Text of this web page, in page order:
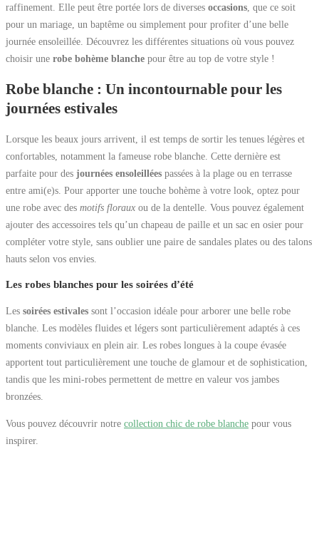
raffinement. Elle peut être portée lors de diverses occasions , que ce soit
pour un mariage, un baptême ou simplement pour profiter d’une belle
journée ensoleillée. Découvrez les différentes situations où vous pouvez
choisir une robe bohème blanche pour être au top de votre style !
Robe blanche : Un incontournable pour les
journées estivales
Lorsque les beaux jours arrivent, il est temps de sortir les tenues légères et
confortables, notamment la fameuse robe blanche. Cette dernière est
parfaite pour des journées ensoleillées passées à la plage ou en terrasse
entre ami(e)s. Pour apporter une touche bohème à votre look, optez pour
une robe avec des motifs floraux ou de la dentelle. Vous pouvez également
ajouter des accessoires tels qu’un chapeau de paille et un sac en osier pour
compléter votre style, sans oublier une paire de sandales plates ou des talons
hauts selon vos envies.
Les robes blanches pour les soirées d’été
Les soirées estivales sont l’occasion idéale pour arborer une belle robe
blanche. Les modèles fluides et légers sont particulièrement adaptés à ces
moments conviviaux en plein air. Les robes longues à la coupe évasée
apportent tout particulièrement une touche de glamour et de sophistication,
tandis que les mini-robes permettent de mettre en valeur vos jambes
bronzées.
Vous pouvez découvrir notre collection chic de robe blanche pour vous
inspirer.